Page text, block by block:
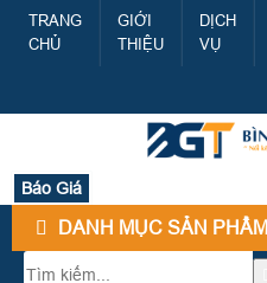
TRANG
CHỦ
GIỚI
THIỆU
DỊCH
VỤ
Báo Giá
DANH MỤC SẢN PHẨM